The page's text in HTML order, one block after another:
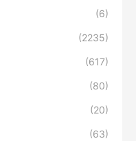
(6)
(2235)
(617)
(80)
(20)
(63)